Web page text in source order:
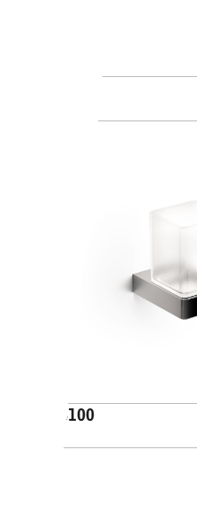
A88100